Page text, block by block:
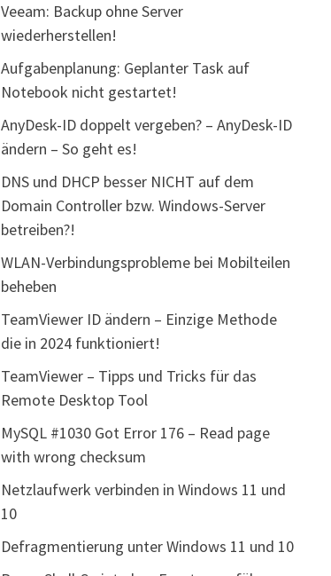
Veeam: Backup ohne Server
wiederherstellen!
Aufgabenplanung: Geplanter Task auf
Notebook nicht gestartet!
AnyDesk-ID doppelt vergeben? – AnyDesk-ID
ändern – So geht es!
DNS und DHCP besser NICHT auf dem
Domain Controller bzw. Windows-Server
betreiben?!
WLAN-Verbindungsprobleme bei Mobilteilen
beheben
TeamViewer ID ändern – Einzige Methode
die in 2024 funktioniert!
TeamViewer – Tipps und Tricks für das
Remote Desktop Tool
MySQL #1030 Got Error 176 – Read page
with wrong checksum
Netzlaufwerk verbinden in Windows 11 und
10
Defragmentierung unter Windows 11 und 10